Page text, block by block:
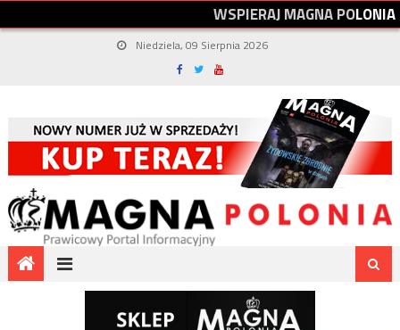
WSPIERAJMAGNAPOLONIA
Niedziela, 09 Sierpnia 2026